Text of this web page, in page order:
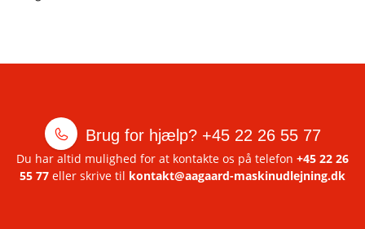
Brug for hjælp? +45 22 26 55 77
Du har altid mulighed for at kontakte os på telefon +45 22 26
55 77 eller skrive til kontakt@aagaard-maskinudlejning.dk